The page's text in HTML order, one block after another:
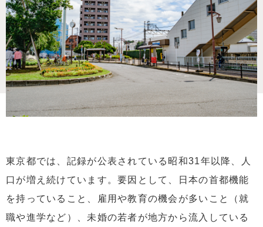
東京都では、記録が公表されている昭和31年以降、人
口が増え続けています。要因として、日本の首都機能
を持っていること、雇用や教育の機会が多いこと（就
職や進学など）、未婚の若者が地方から流入している